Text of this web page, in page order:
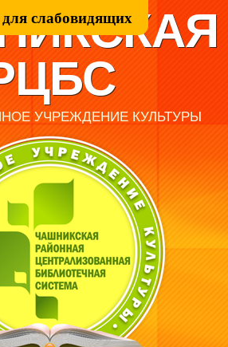
слабовидящих
УЧРЕЖДЕНИЕ КУЛЬТУРЫ